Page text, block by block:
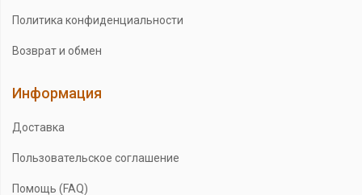
Политика конфиденциальности
Возврат и обмен
Информация
Доставка
Пользовательское соглашение
Помощь (FAQ)